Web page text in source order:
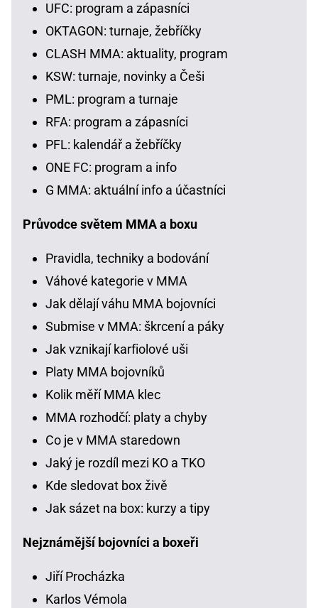
UFC: program a zápasníci
OKTAGON: turnaje, žebříčky
CLASH MMA: aktuality, program
KSW: turnaje, novinky a Češi
PML: program a turnaje
RFA: program a zápasníci
PFL: kalendář a žebříčky
ONE FC: program a info
G MMA: aktuální info a účastníci
Průvodce světem MMA a boxu
Pravidla, techniky a bodování
Váhové kategorie v MMA
Jak dělají váhu MMA bojovníci
Submise v MMA: škrcení a páky
Jak vznikají karfiolové uši
Platy MMA bojovníků
Kolik měří MMA klec
MMA rozhodčí: platy a chyby
Co je v MMA staredown
Jaký je rozdíl mezi KO a TKO
Kde sledovat box živě
Jak sázet na box: kurzy a tipy
Nejznámější bojovníci a boxeři
Jiří Procházka
Karlos Vémola